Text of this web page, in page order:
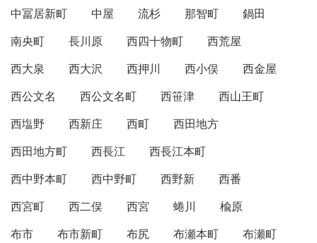
中冨居新町
中屋 流杉 那智町
鍋田
南央町
長川原 西四十物町
西荒屋
西大泉
西大沢 西押川 西小俣
西金屋
西公文名
西公文名町 西笹津
西山王町
西塩野
西新庄 西町
西田地方
西田地方町
西長江
西長江本町
西中野本町
西中野町 西野新
西番
西宮町
西二俣 西宮 蜷川
楡原
布市
布市新町 布尻 布瀬本町
布瀬町